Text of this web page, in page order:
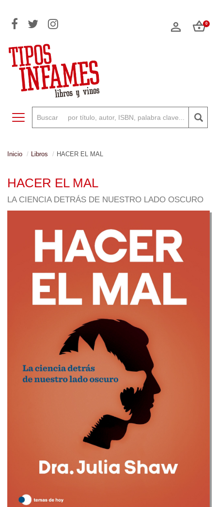
0
Toggle navigation
Inicio Libros HACER EL MAL
HACER EL MAL
LA CIENCIA DETRÁS DE NUESTRO LADO OSCURO